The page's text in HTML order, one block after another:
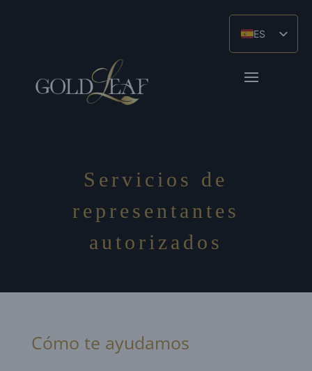
ES
EN_GB
ZH
Servicios de
representantes
autorizados
Cómo te ayudamos